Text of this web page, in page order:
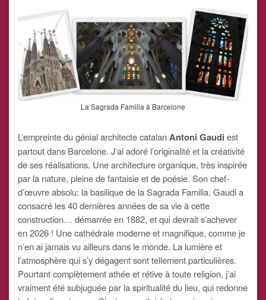
La Sagrada Familia à Barcelone
L’empreinte du génial architecte catalanAntoni Gaudi est
partout dans Barcelone. J’ai adoré l’originalité et la créativité
de ses réalisations. Une architecture organique, très inspirée
par la nature, pleine de fantaisie et de poésie. Son chef-
d’œuvre absolu: la basilique de la Sagrada Familia. Gaudi a
consacré les 40 dernières années de sa vie à cette
construction… démarrée en 1882, et qui devrait s’achever
en 2026 ! Une cathédrale moderne et magnifique, comme je
n’en ai jamais vu ailleurs dans le monde. La lumière et
l’atmosphère qui s’y dégagent sont tellement particulières.
Pourtant complètement athée et rétive à toute religion, j’ai
vraiment été subjuguée par la spiritualité du lieu, qui redonne